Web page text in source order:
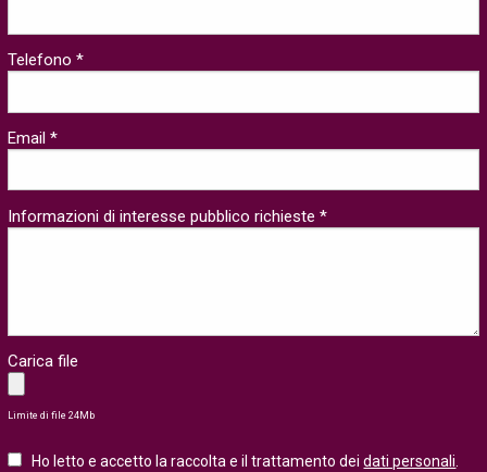
Telefono *
Email *
Informazioni di interesse pubblico richieste *
Carica file
Limite di file 24Mb
Ho letto e accetto la raccolta e il trattamento deidati personali.